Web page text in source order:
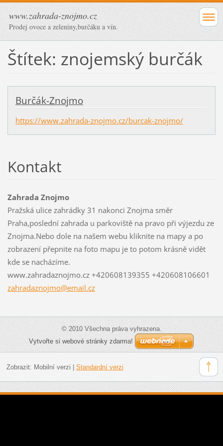
www.zahrada-znojmo.cz
Prodej ovoce a zeleniny,burčáku a vín.
Štítek: znojemský burčák
Burčák-Znojmo
https://www.zahrada-znojmo.cz/burcak-znojmo/
Kontakt
Zahrada Znojmo
Pražská ulice zahrádky 31 nakonci Znojma směr
Praha,poslední zahrada u parkoviště na pravo při výjezdu ze
Znojma.Nebo dole na našem webu kliknite na mapy a po
zobrazení přepnite na foto mapu je to potom krásně vidět
kde se nacházíme.
www.zahradaznojmo.cz +420608139355 +420608106601
zahradaznojmo@email.cz
© 2010 Všechna práva vyhrazena.
Vytvořte si webové stránky zdarma!
Zobrazit: Mobilní verzi Standardní verzi